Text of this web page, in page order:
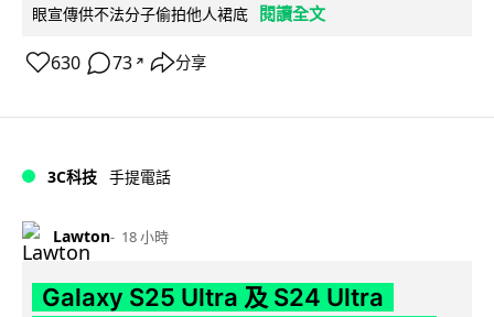
眼宣傳供不法分子偷拍他人裙底 閱讀全文
630 73 ↗ 分享
3C科技 手提電話
Lawton 18 小時
Galaxy S25 Ultra 及 S24 Ultra